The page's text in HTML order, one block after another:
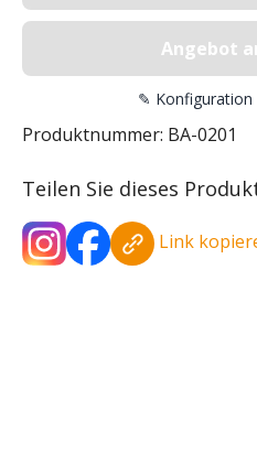
Angebot
✎ Konfiguration
Produktnummer: BA-0201
Teilen Sie dieses
Link